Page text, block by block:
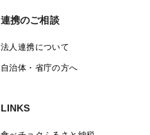
連携のご相談
法人連携について
自治体・省庁の方へ
LINKS